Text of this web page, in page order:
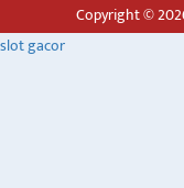
Copyright ©
slot gacor